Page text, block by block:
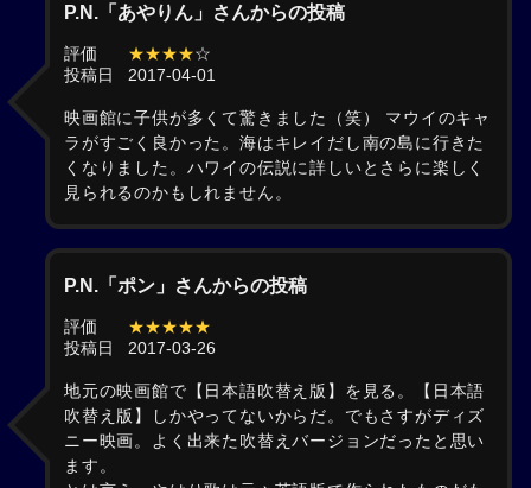
P.N.「あやりん」さんからの投稿
評価 ★★★★☆
投稿日
2017-04-01
映画館に子供が多くて驚きました（笑） マウイのキャ
ラがすごく良かった。海はキレイだし南の島に行きた
くなりました。ハワイの伝説に詳しいとさらに楽しく
見られるのかもしれません。
P.N.「ポン」さんからの投稿
評価
★★★★★
投稿日
2017-03-26
地元の映画館で【日本語吹替え版】を見る。【日本語
吹替え版】しかやってないからだ。でもさすがディズ
ニー映画。よく出来た吹替えバージョンだったと思い
ます。